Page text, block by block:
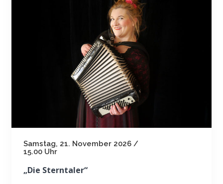
Samstag, 21. November 2026 /
15.00 Uhr
„Die Sterntaler“